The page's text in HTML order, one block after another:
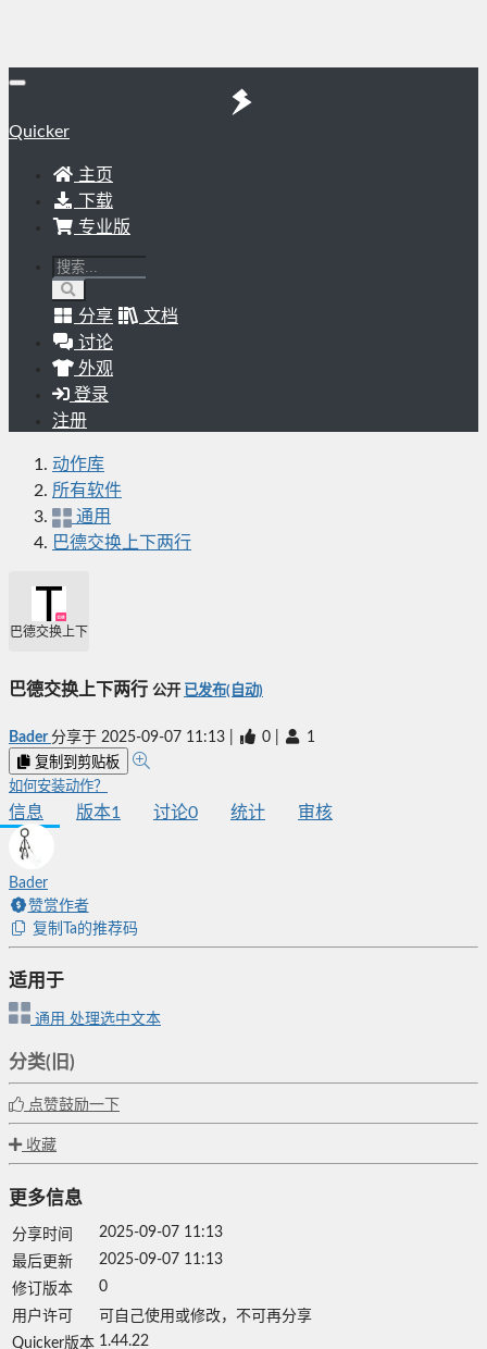
Quicker
主页
下载
专业版
分享
文档
讨论
外观
登录
注册
动作库
所有软件
通用
巴德交换上下两行
巴德交换上下两行
巴德交换上下两行 公开 已发布(自动)
Bader分享于 2025-09-07 11:13 0 1
复制到剪贴板
如何安装动作？
信息 版本1 讨论0 统计 审核
Bader
赞赏作者
复制Ta的推荐码
适用于
通用 处理选中文本
分类(旧)
点赞鼓励一下
收藏
更多信息
分享时间
2025-09-07 11:13
最后更新
2025-09-07 11:13
修订版本
0
用户许可
可自己使用或修改，不可再分享
Quicker版本 1.44.22